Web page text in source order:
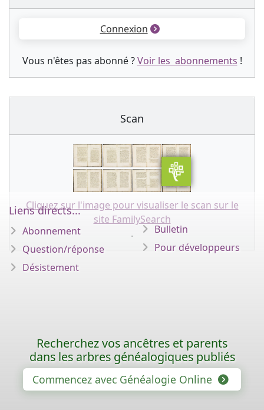
Connexion
Vous n'êtes pas abonné ?Voir les abonnements !
Scan
Cliquez sur l'image pour visualiser le scan sur le
site FamilySearch
.
Liens directs...
Abonnement
Question/réponse
Désistement
Bulletin
Pour développeurs
Recherchez vos ancêtres et parents
dans les arbres généalogiques publiés
Commencez avec Généalogie Online